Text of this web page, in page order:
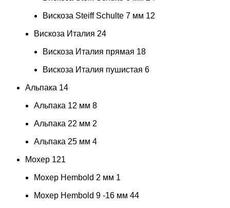
Вискоза Steiff Schulte 7 мм 12
Вискоза Италия 24
Вискоза Италия прямая 18
Вискоза Италия пушистая 6
Альпака 14
Альпака 12 мм 8
Альпака 22 мм 2
Альпака 25 мм 4
Мохер 121
Мохер Hembold 2 мм 1
Мохер Hembold 9 -16 мм 44